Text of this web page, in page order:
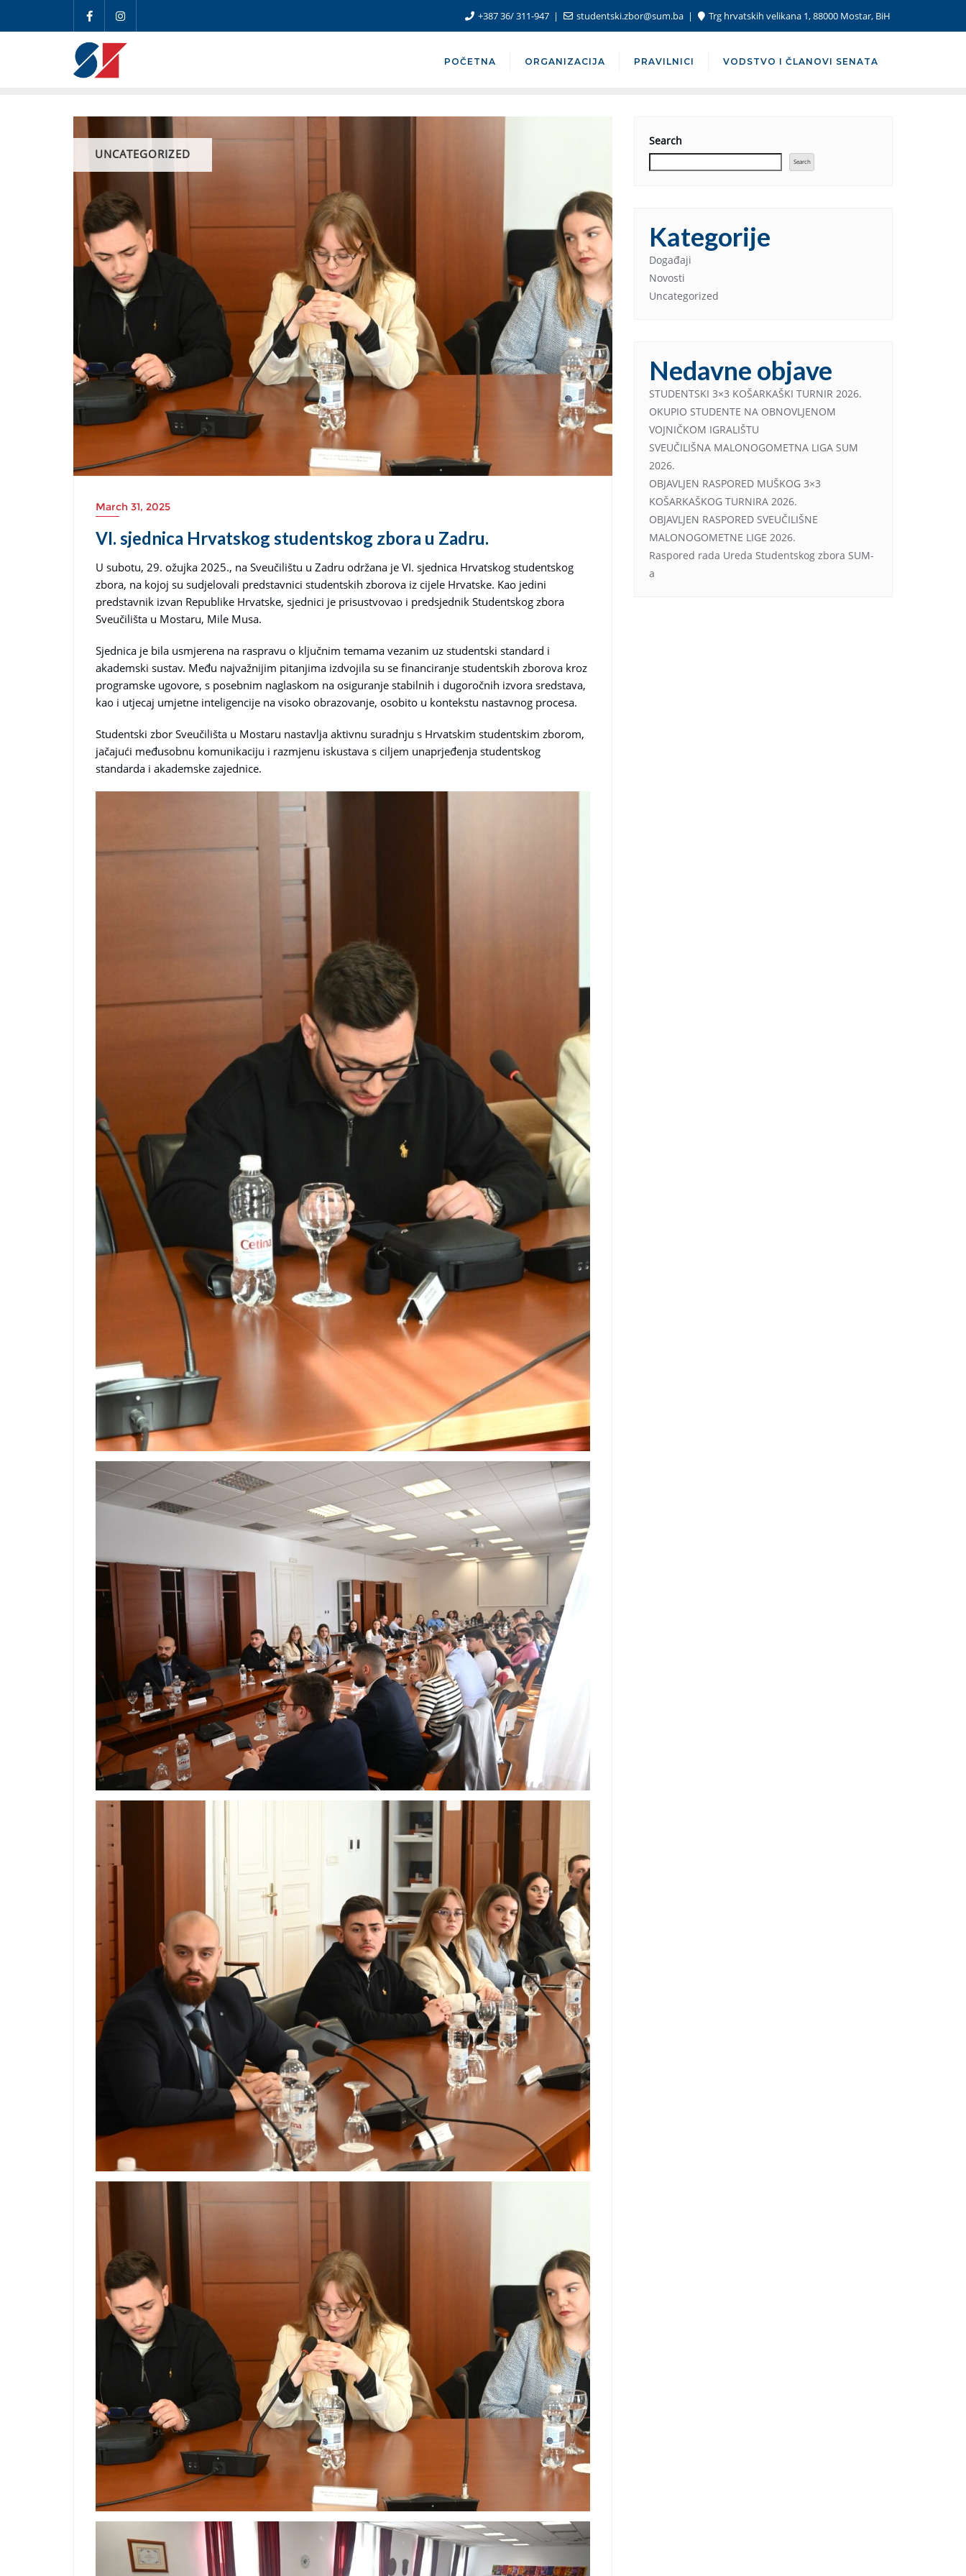
+387 36/ 311-947 studentski.zbor@sum.ba Trg hrvatskih velikana 1, 88000 Mostar, BiH
POČETNA ORGANIZACIJA PRAVILNICI VODSTVO I ČLANOVI SENATA
UNCATEGORIZED
March 31, 2025
VI. sjednica Hrvatskog studentskog zbora u Zadru.
U subotu, 29. ožujka 2025., na Sveučilištu u Zadru održana je VI. sjednica Hrvatskog studentskog
zbora, na kojoj su sudjelovali predstavnici studentskih zborova iz cijele Hrvatske. Kao jedini
predstavnik izvan Republike Hrvatske, sjednici je prisustvovao i predsjednik Studentskog zbora
Sveučilišta u Mostaru, Mile Musa.
Sjednica je bila usmjerena na raspravu o ključnim temama vezanim uz studentski standard i
akademski sustav. Među najvažnijim pitanjima izdvojila su se financiranje studentskih zborova kroz
programske ugovore, s posebnim naglaskom na osiguranje stabilnih i dugoročnih izvora sredstava,
kao i utjecaj umjetne inteligencije na visoko obrazovanje, osobito u kontekstu nastavnog procesa.
Studentski zbor Sveučilišta u Mostaru nastavlja aktivnu suradnju s Hrvatskim studentskim zborom,
jačajući međusobnu komunikaciju i razmjenu iskustava s ciljem unaprjeđenja studentskog
standarda i akademske zajednice.
Search
Search
Kategorije
Događaji
Novosti
Uncategorized
Nedavne objave
STUDENTSKI 3×3 KOŠARKAŠKI TURNIR 2026.
OKUPIO STUDENTE NA OBNOVLJENOM
VOJNIČKOM IGRALIŠTU
SVEUČILIŠNA MALONOGOMETNA LIGA SUM
2026.
OBJAVLJEN RASPORED MUŠKOG 3×3
KOŠARKAŠKOG TURNIRA 2026.
OBJAVLJEN RASPORED SVEUČILIŠNE
MALONOGOMETNE LIGE 2026.
Raspored rada Ureda Studentskog zbora SUM-
a